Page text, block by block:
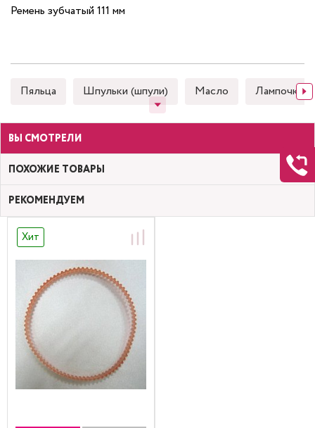
Ремень зубчатый 111 мм
Пяльца Шпульки (шпули) Масло Лампочки
ВЫ СМОТРЕЛИ
ПОХОЖИЕ ТОВАРЫ
РЕКОМЕНДУЕМ
Хит